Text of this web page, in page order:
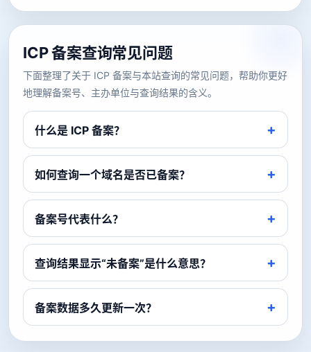
ICP 备案查询常见问题
下面整理了关于 ICP 备案与本站查询的常见问题，帮助你更好
地理解备案号、主办单位与查询结果的含义。
什么是 ICP 备案？
如何查询一个域名是否已备案？
备案号代表什么？
查询结果显示“未备案”是什么意思？
备案数据多久更新一次？